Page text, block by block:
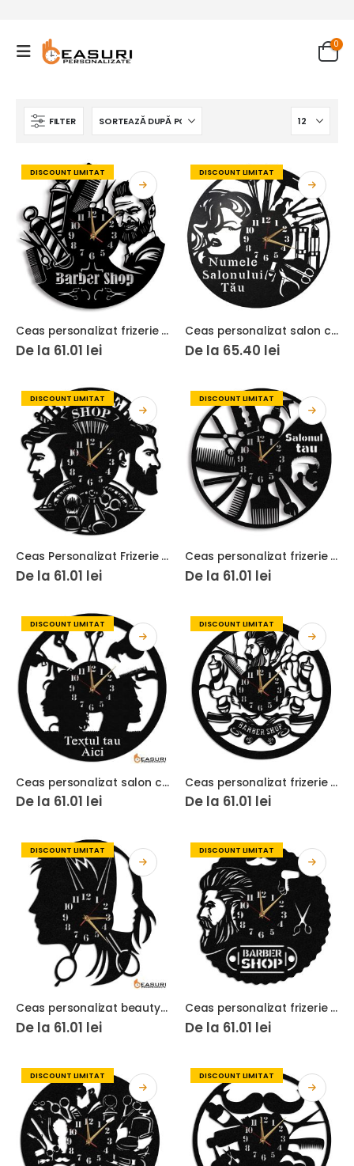
0
FILTER
DISCOUNT LIMITAT
Ceas personalizat frizerie barbershop 02
De la 61.01 lei
DISCOUNT LIMITAT
Ceas personalizat salon coafor makeup manichiura
De la 65.40 lei
DISCOUNT LIMITAT
Ceas Personalizat Frizerie Barbershop 01
De la 61.01 lei
DISCOUNT LIMITAT
Ceas personalizat frizerie barbershop 03
De la 61.01 lei
DISCOUNT LIMITAT
Ceas personalizat salon coafor frizerie 05
De la 61.01 lei
DISCOUNT LIMITAT
Ceas personalizat frizerie barbershop 06
De la 61.01 lei
DISCOUNT LIMITAT
Ceas personalizat beauty salon coafor frizerie 06
De la 61.01 lei
DISCOUNT LIMITAT
Ceas personalizat frizerie barbershop 05
De la 61.01 lei
DISCOUNT LIMITAT DISCOUNT LIMITAT